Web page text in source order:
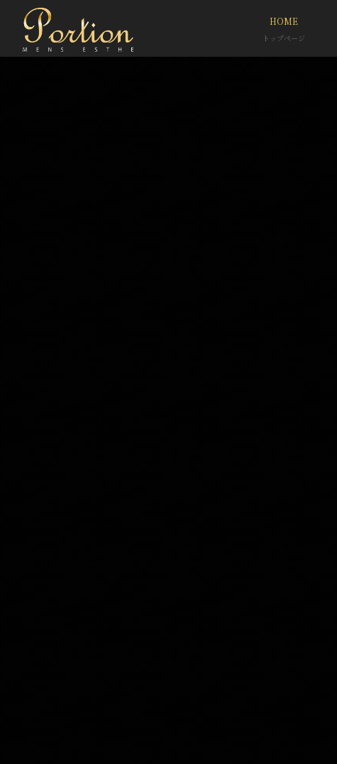
HOME
トップページ